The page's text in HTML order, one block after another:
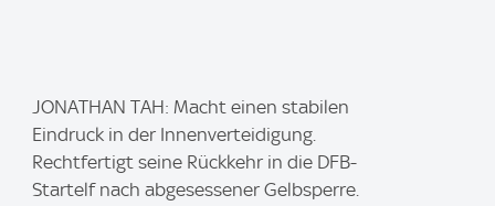
m
JONATHAN TAH: Macht einen stabilen
Eindruck in der Innenverteidigung.
Rechtfertigt seine Rückkehr in die DFB-
Startelf nach abgesessener Gelbsperre.